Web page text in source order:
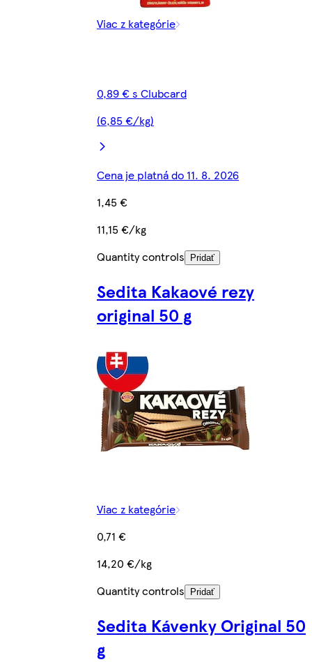
Viac z kategórie
0,89 € s Clubcard
(6,85 €/kg)
Cena je platná do 11. 8. 2026
1,45 €
11,15 €/kg
Quantity controls
Pridať
Sedita Kakaové rezy
original 50 g
Viac z kategórie
0,71 €
14,20 €/kg
Quantity controls
Pridať
Sedita Kávenky Original 50
g